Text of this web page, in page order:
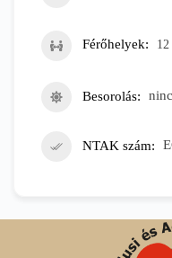
Férőhelyek 12
Besorolás
NTAK szám